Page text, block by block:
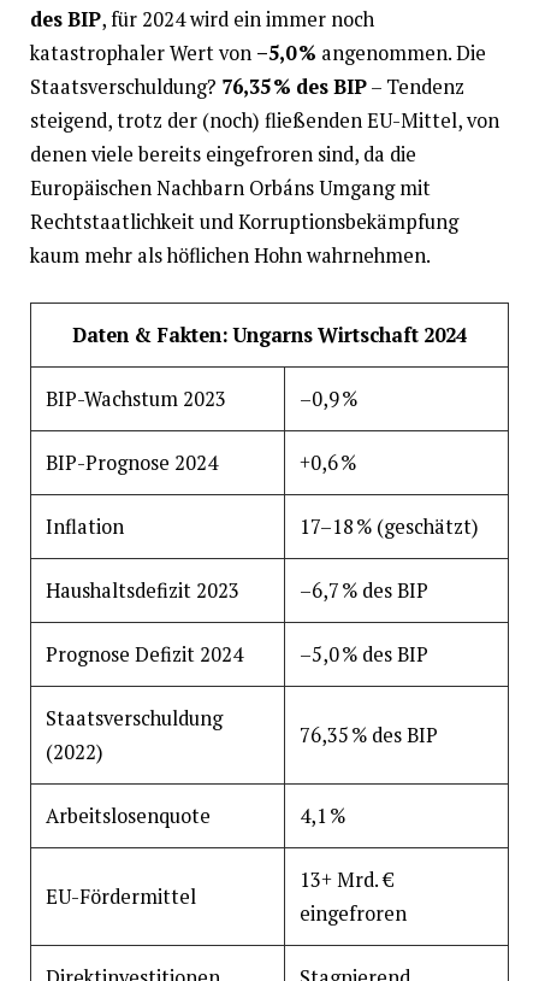
des BIP, für 2024 wird ein immer noch
katastrophaler Wert von –5,0 % angenommen. Die
Staatsverschuldung? 76,35 % des BIP– Tendenz
steigend, trotz der (noch) fließenden EU-Mittel, von
denen viele bereits eingefroren sind, da die
Europäischen Nachbarn Orbáns Umgang mit
Rechtstaatlichkeit und Korruptionsbekämpfung
kaum mehr als höflichen Hohn wahrnehmen.
Daten & Fakten: Ungarns Wirtschaft 2024
BIP-Wachstum 2023 –0,9 %
BIP-Prognose 2024 +0,6 %
Inflation 17–18 % (geschätzt)
Haushaltsdefizit 2023 –6,7 % des BIP
Prognose Defizit 2024 –5,0 % des BIP
Staatsverschuldung
(2022)
76,35 % des BIP
Arbeitslosenquote 4,1 %
EU-Fördermittel
13+ Mrd. €
eingefroren